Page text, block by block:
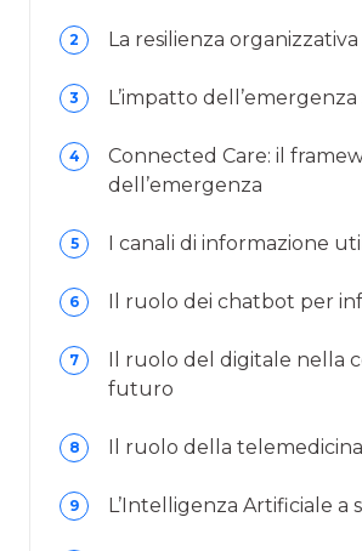
2 La resilienza
3 L’impatto
4
Connected Care: il
dell’emergenza
5 I canali di informazione
6 Il ruolo dei chatbot per
7
Il ruolo del digitale nella
futuro
8 Il ruolo della
9 L’Intelligenza Artificiale